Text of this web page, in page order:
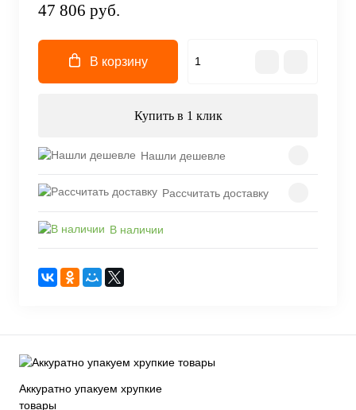
47 806 руб.
В корзину
Купить в 1 клик
Нашли дешевле
Рассчитать доставку
В наличии
Аккуратно упакуем хрупкие
товары